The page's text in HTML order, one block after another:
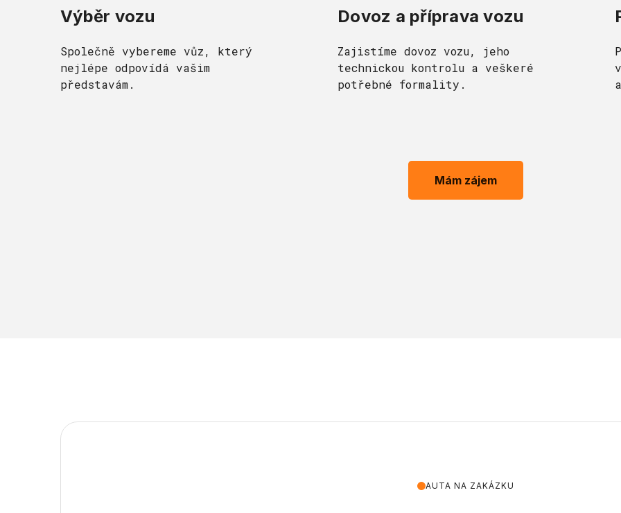
Výběr vozu
Společně vybereme vůz, který
nejlépe odpovídá vašim
představám.
Dovoz a příprava vozu
Zajistíme dovoz vozu, jeho
technickou kontrolu a veškeré
potřebné formality.
Mám zájem
AUTA NA ZAKÁZKU